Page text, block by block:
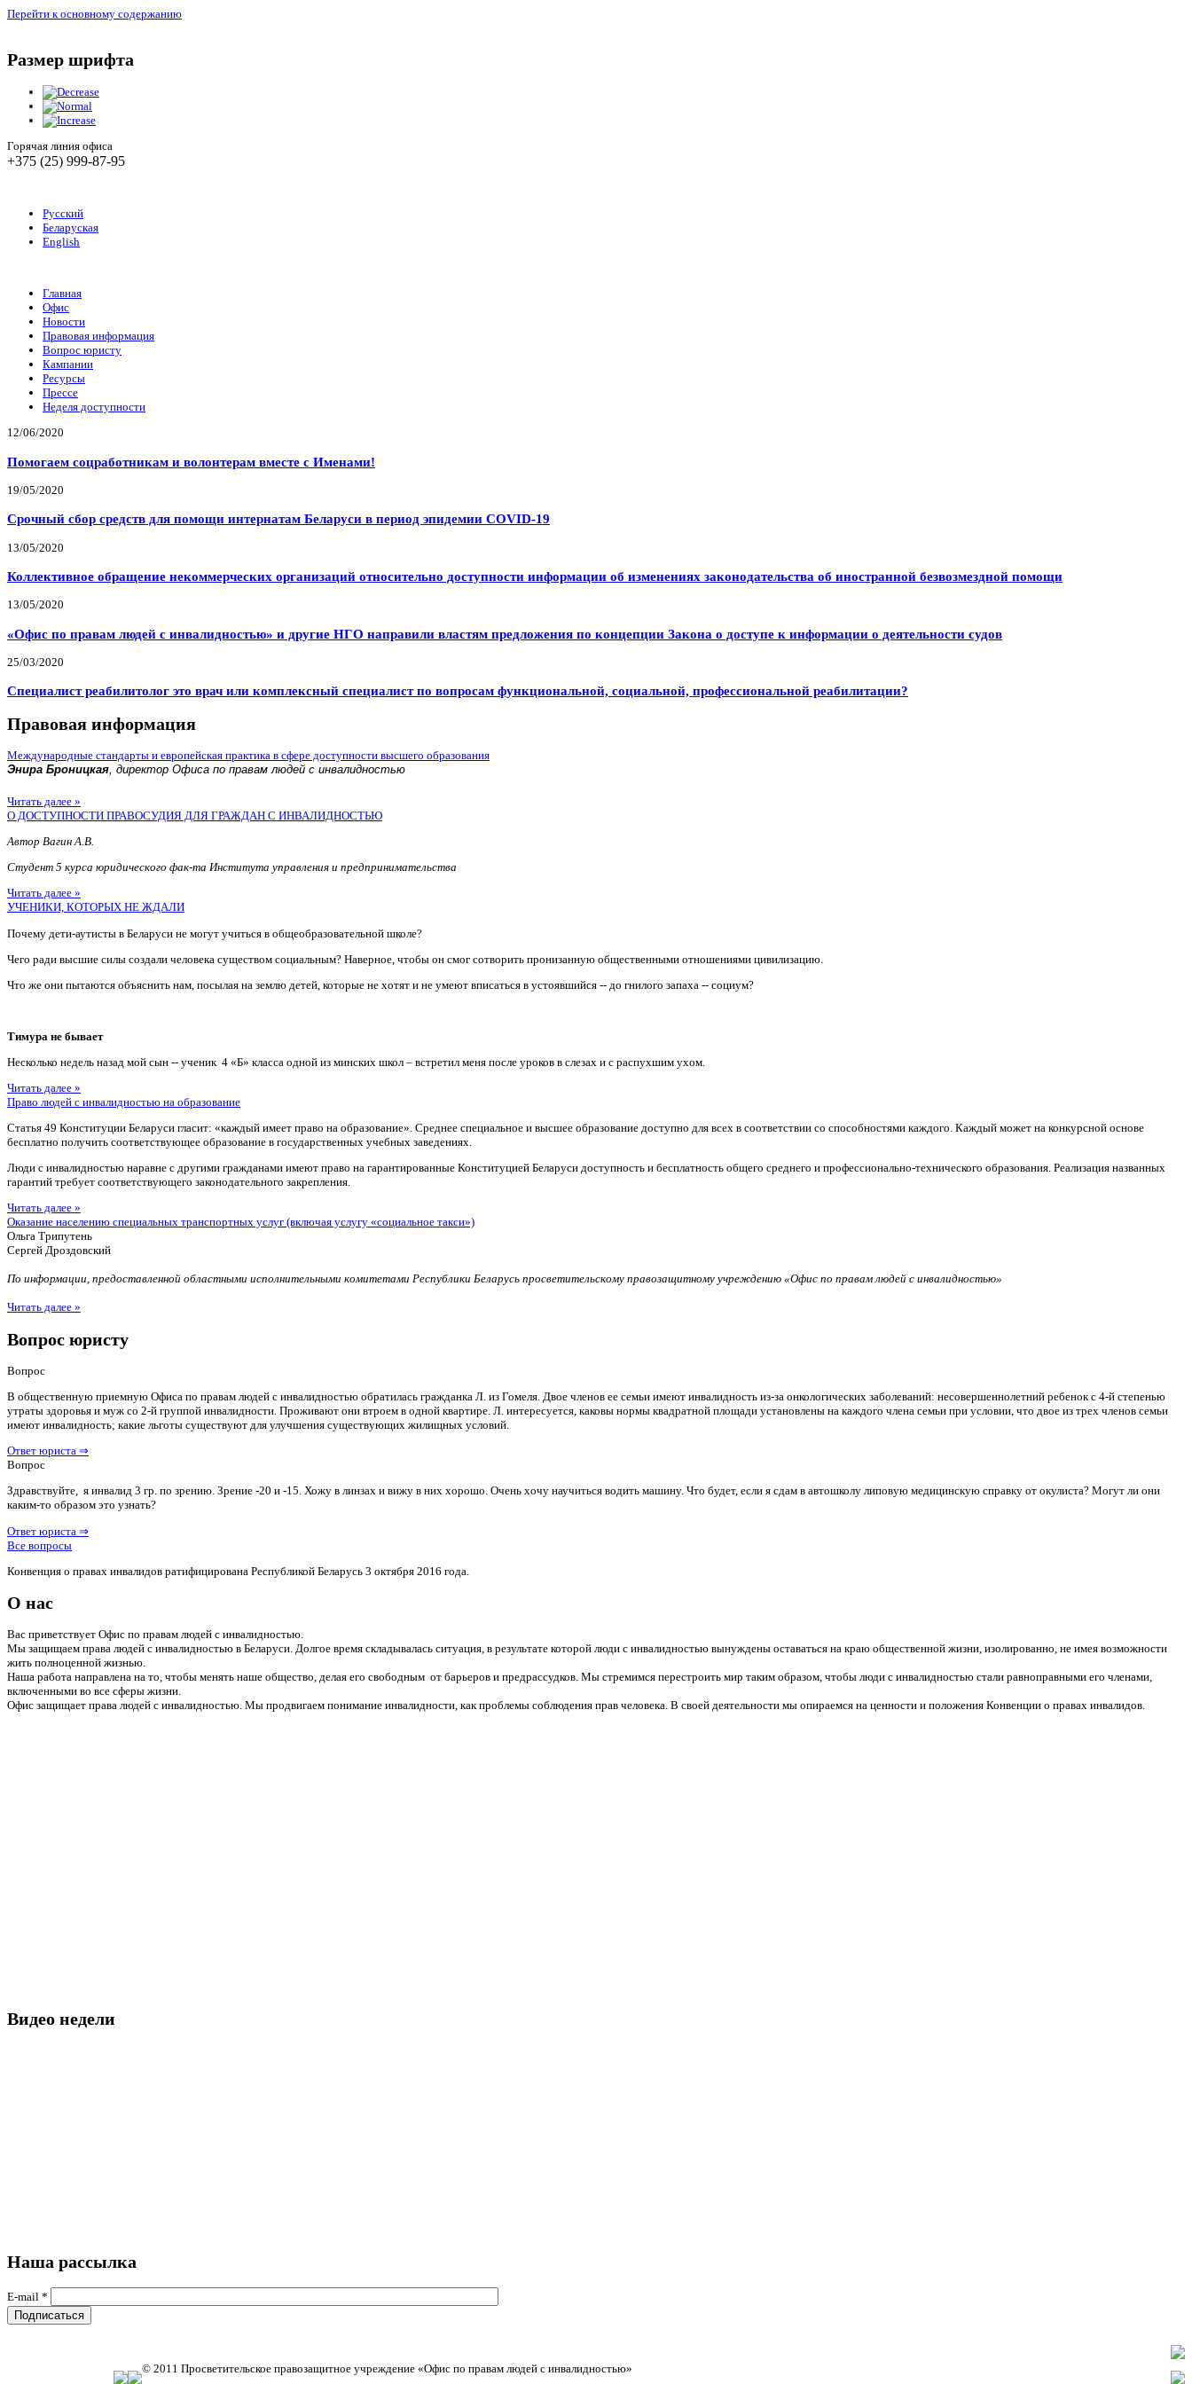
Перейти к основному содержанию
Размер шрифта
Горячая линия офиса
+375 (25) 999-87-95
Русский
Беларуская
English
Главная
Офис
Новости
Правовая информация
Вопрос юристу
Кампании
Ресурсы
Прессе
Неделя доступности
12/06/2020
Помогаем соцработникам и волонтерам вместе с Именами!
19/05/2020
Срочный сбор средств для помощи интернатам Беларуси в период эпидемии COVID-19
13/05/2020
Коллективное обращение некоммерческих организаций относительно доступности информации об изменениях законодательства об иностранной безвозмездной помощи
13/05/2020
«Офис по правам людей с инвалидностью» и другие НГО направили властям предложения по концепции Закона о доступе к информации о деятельности судов
25/03/2020
Специалист реабилитолог это врач или комплексный специалист по вопросам функциональной, социальной, профессиональной реабилитации?
Правовая информация
Международные стандарты и европейская практика в сфере доступности высшего образования
Энира Броницкая, директор Офиса по правам людей с инвалидностью
Читать далее »
О ДОСТУПНОСТИ ПРАВОСУДИЯ ДЛЯ ГРАЖДАН С ИНВАЛИДНОСТЬЮ
Автор Вагин А.В.
Студент 5 курса юридического фак-та Института управления и предпринимательства
Читать далее »
УЧЕНИКИ, КОТОРЫХ НЕ ЖДАЛИ
Почему дети-аутисты в Беларуси не могут учиться в общеобразовательной школе?
Чего ради высшие силы создали человека существом социальным? Наверное, чтобы он смог сотворить пронизанную общественными отношениями цивилизацию.
Что же они пытаются объяснить нам, посылая на землю детей, которые не хотят и не умеют вписаться в устоявшийся -- до гнилого запаха -- социум?
Тимура не бывает
Несколько недель назад мой сын -- ученик 4 «Б» класса одной из минских школ – встретил меня после уроков в слезах и с распухшим ухом.
Читать далее »
Право людей с инвалидностью на образование
Статья 49 Конституции Беларуси гласит: «каждый имеет право на образование». Среднее специальное и высшее образование доступно для всех в соответствии со способностями каждого. Каждый может на конкурсной основе
бесплатно получить соответствующее образование в государственных учебных заведениях.
Люди с инвалидностью наравне с другими гражданами имеют право на гарантированные Конституцией Беларуси доступность и бесплатность общего среднего и профессионально-технического образования. Реализация названных
гарантий требует соответствующего законодательного закрепления.
Читать далее »
Оказание населению специальных транспортных услуг (включая услугу «социальное такси»)
Ольга Трипутень
Сергей Дроздовский
По информации, предоставленной областными исполнительными комитетами Республики Беларусь просветительскому правозащитному учреждению «Офис по правам людей с инвалидностью»
Читать далее »
Вопрос юристу
Вопрос
В общественную приемную Офиса по правам людей с инвалидностью обратилась гражданка Л. из Гомеля. Двое членов ее семьи имеют инвалидность из-за онкологических заболеваний: несовершеннолетний ребенок с 4-й степенью
утраты здоровья и муж со 2-й группой инвалидности. Проживают они втроем в одной квартире. Л. интересуется, каковы нормы квадратной площади установлены на каждого члена семьи при условии, что двое из трех членов семьи
имеют инвалидность; какие льготы существуют для улучшения существующих жилищных условий.
Ответ юриста ⇒
Вопрос
Здравствуйте, я инвалид 3 гр. по зрению. Зрение -20 и -15. Хожу в линзах и вижу в них хорошо. Очень хочу научиться водить машину. Что будет, если я сдам в автошколу липовую медицинскую справку от окулиста? Могут ли они
каким-то образом это узнать?
Ответ юриста ⇒
Все вопросы
Конвенция о правах инвалидов ратифицирована Республикой Беларусь 3 октября 2016 года.
О нас
Вас приветствует Офис по правам людей с инвалидностью.
Мы защищаем права людей с инвалидностью в Беларуси. Долгое время складывалась ситуация, в результате которой люди с инвалидностью вынуждены оставаться на краю общественной жизни, изолированно, не имея возможности
жить полноценной жизнью.
Наша работа направлена на то, чтобы менять наше общество, делая его свободным от барьеров и предрассудков. Мы стремимся перестроить мир таким образом, чтобы люди с инвалидностью стали равноправными его членами,
включенными во все сферы жизни.
Офис защищает права людей с инвалидностью. Мы продвигаем понимание инвалидности, как проблемы соблюдения прав человека. В своей деятельности мы опираемся на ценности и положения Конвенции о правах инвалидов.
Видео недели
Наша рассылка
E-mail *
© 2011 Просветительское правозащитное учреждение «Офис по правам людей с инвалидностью»